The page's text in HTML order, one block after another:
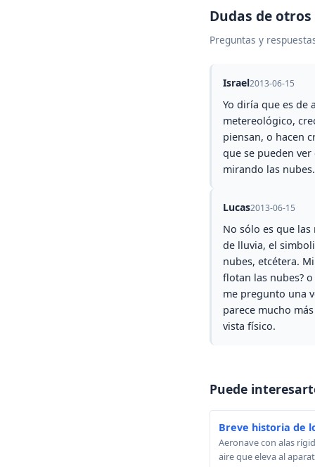
Dudas de
Preguntas y
Israel2013-06-15
Yo diría que es de
metereológico,
piensan, o hacen
que se pueden
mirando las nubes.
Lucas2013-06-15
No sólo es que
de lluvia, el
nubes, etcétera.
flotan las nubes?
me pregunto una
parece mucho
vista físico.
Puede
Breve historia de
Aeronave con alas
aire que eleva al